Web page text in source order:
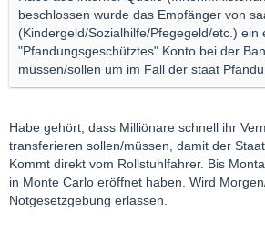
beschlossen wurde das Empfänger von
(Kindergeld/Sozialhilfe/Pfegegeld/etc.) ein
"Pfandungsgeschütztes" Konto bei der
müssen/sollen um im Fall der staat
Habe gehört, dass Milliönare schnell ihr
transferieren sollen/müssen, damit der
Kommt direkt vom Rollstuhlfahrer. Bis
in Monte Carlo eröffnet haben. Wird
Notgesetzgebung erlassen.